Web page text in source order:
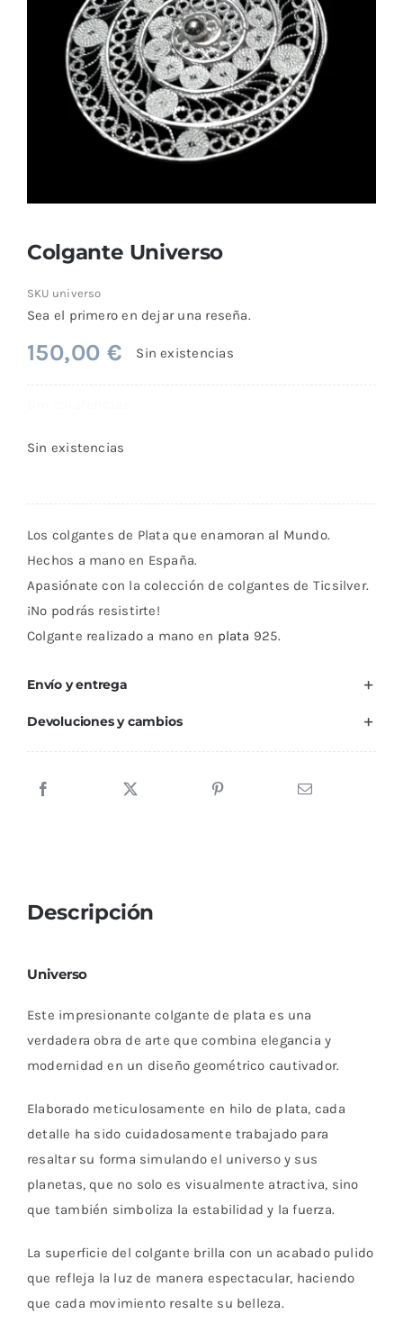
Comprar
Colgante Universo
SKU universo
Sea el primero en dejar una reseña.
150,00 € Sin existencias
Sin existencias
Los colgantes de Plata que enamoran al Mundo.
Hechos a mano en España.
Apasiónate con la colección de colgantes de Ticsilver.
¡No podrás resistirte!
Colgante realizado a mano en plata 925.
Envío y entrega
Devoluciones y cambios
Descripción
Universo
Este impresionante colgante de plata es una
verdadera obra de arte que combina elegancia y
modernidad en un diseño geométrico cautivador.
Elaborado meticulosamente en hilo de plata, cada
detalle ha sido cuidadosamente trabajado para
resaltar su forma simulando el universo y sus
planetas, que no solo es visualmente atractiva, sino
que también simboliza la estabilidad y la fuerza.
La superficie del colgante brilla con un acabado pulido
que refleja la luz de manera espectacular, haciendo
que cada movimiento resalte su belleza.